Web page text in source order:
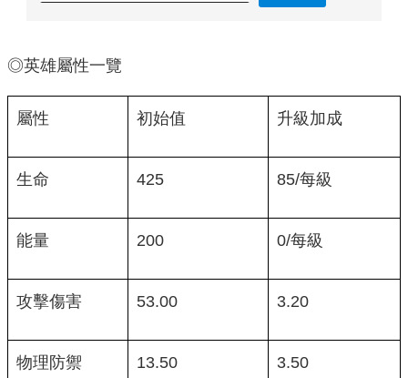
◎英雄屬性一覽
屬性 初始值 升級加成
生命 425 85/每級
能量 200 0/每級
攻擊傷害 53.00 3.20
物理防禦 13.50 3.50